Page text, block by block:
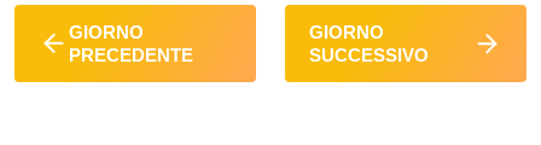
GIORNO
PRECEDENTE
GIORNO
SUCCESSIVO